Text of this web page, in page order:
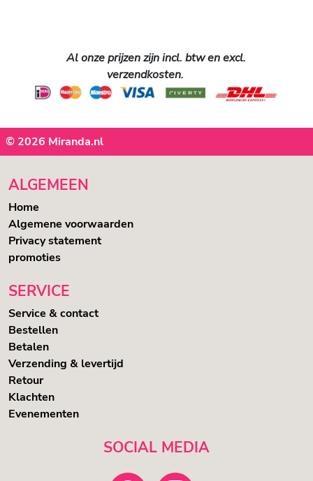
Al onze prijzen zijn incl. btw en excl.
verzendkosten.
© 2026 Miranda.nl
ALGEMEEN
Home
Algemene voorwaarden
Privacy statement
promoties
SERVICE
Service & contact
Bestellen
Betalen
Verzending & levertijd
Retour
Klachten
Evenementen
SOCIAL MEDIA